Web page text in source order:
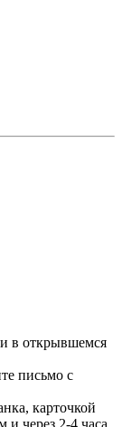
году
в открывшемся
письмо с
карточкой
через 2-4 часа